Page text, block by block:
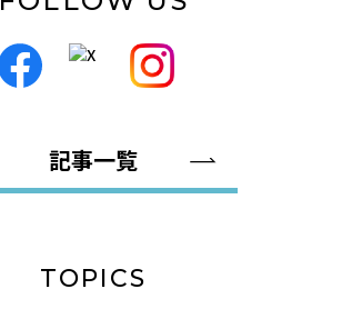
記事一覧
TOPICS